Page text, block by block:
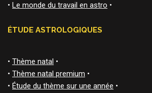
• Le monde du travail en astro •
ÉTUDE ASTROLOGIQUES
• Thème natal •
• Thème natal premium •
• Étude du thème sur une année •